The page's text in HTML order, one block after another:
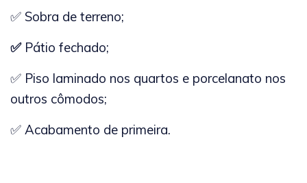
✅ Sobra de terreno;
✅Pátio fechado;
✅ Piso laminado nos quartos e porcelanato nos
outros cômodos;
✅ Acabamento de primeira.